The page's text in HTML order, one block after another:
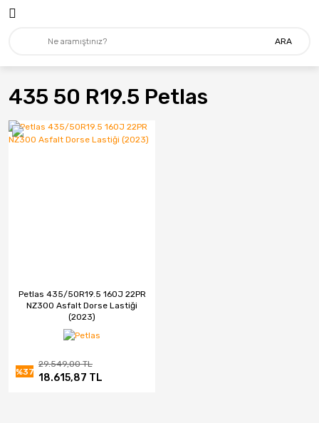
ARA
435 50 R19.5 Petlas
Petlas 435/50R19.5 160J 22PR
NZ300 Asfalt Dorse Lastiği
(2023)
%37
29.549,00 TL
18.615,87 TL